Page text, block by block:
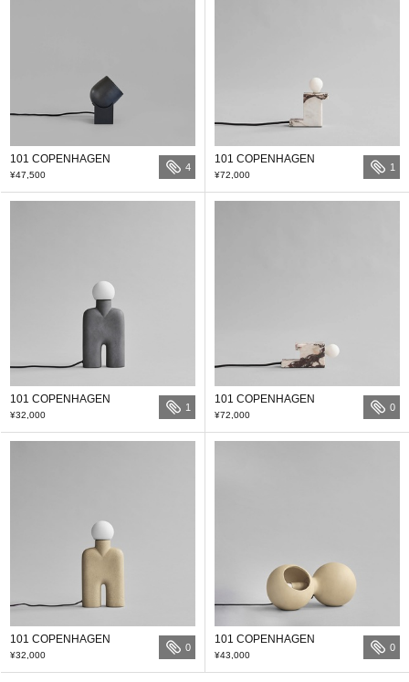
101 COPENHAGEN
¥47,500
4
101 COPENHAGEN
¥72,000
1
101 COPENHAGEN
¥32,000
1
101 COPENHAGEN
¥72,000
0
101 COPENHAGEN
¥32,000
0
101 COPENHAGEN
¥43,000
0